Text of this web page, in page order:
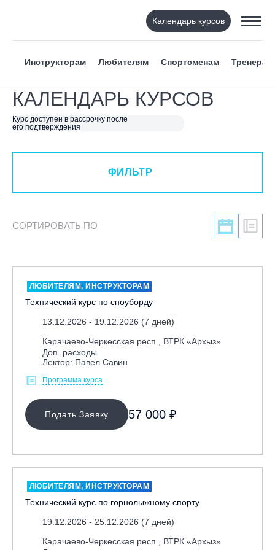
Календарь курсов
Инструкторам Любителям Спортсменам Тренерам
КАЛЕНДАРЬ КУРСОВ
Курс доступен в рассрочку после
его подтверждения
ФИЛЬТР
ВИД СПОРТА
Я ХОЧУ
КАТЕГОРИЯ
ЛЕКТОР
МЕСТО ПРОВЕДЕНИЯ
Байкальск, ГЛЦ «Гора Соболиная»
Вологодская обл., ГЛК "Ципина гора"
Грузия, ГК «Гудаури»
Дистанционно
Екатеринбург, ГЛЦ «Уктус»
Ижевск, КАО «Нечкино»
ФИЛЬТР
СОРТИРОВАТЬ ПО
ЛЮБИТЕЛЯМ, ИНСТРУКТОРАМ
Технический курс по сноуборду
13.12.2026 - 19.12.2026 (7 дней)
Карачаево-Черкесская респ., ВТРК «Архыз»
Доп. расходы
Лектор: Павел Савин
Программа курса
Подать Заявку 57 000 ₽
ЛЮБИТЕЛЯМ, ИНСТРУКТОРАМ
Технический курс по горнолыжному спорту
19.12.2026 - 25.12.2026 (7 дней)
Карачаево-Черкесская респ., ВТРК «Архыз»